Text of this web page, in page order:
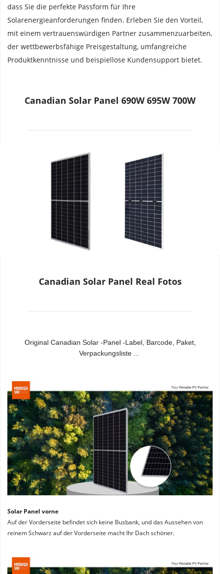
dass Sie die perfekte Passform für Ihre
Solarenergieanforderungen finden. Erleben Sie den Vorteil,
mit einem vertrauenswürdigen Partner zusammenzuarbeiten,
der wettbewerbsfähige Preisgestaltung, umfangreiche
Produktkenntnisse und beispiellose Kundensupport bietet.
Canadian Solar Panel 690W 695W 700W
Canadian Solar Panel Real Fotos
Original Canadian Solar -Panel -Label, Barcode, Paket,
Verpackungsliste ...
Solar Panel vorne
Auf der Vorderseite befindet sich keine Busbank, und das Aussehen von
reinem Schwarz auf der Vorderseite macht Ihr Dach schöner.